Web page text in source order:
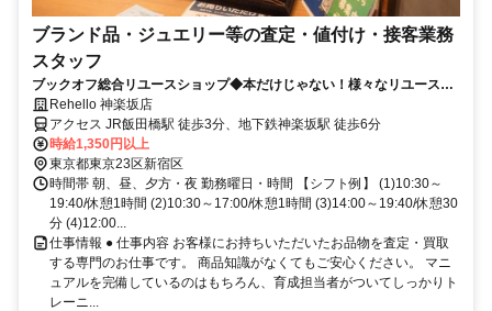
ブランド品・ジュエリー等の査定・値付け・接客業務
スタッフ
ブックオフ総合リユースショップ◆本だけじゃない！様々なリユース品
をたくさん取扱っています☆
Rehello 神楽坂店
アクセス JR飯田橋駅 徒歩3分、地下鉄神楽坂駅 徒歩6分
時給1,350円以上
東京都東京23区新宿区
時間帯 朝、昼、夕方・夜 勤務曜日・時間 【シフト例】 (1)10:30～
19:40/休憩1時間 (2)10:30～17:00/休憩1時間 (3)14:00～19:40/休憩30
分 (4)12:00...
仕事情報 ● 仕事内容 お客様にお持ちいただいたお品物を査定・買取
する専門のお仕事です。 商品知識がなくてもご安心ください。 マニ
ュアルを完備しているのはもちろん、育成担当者がついてしっかりト
レーニ...